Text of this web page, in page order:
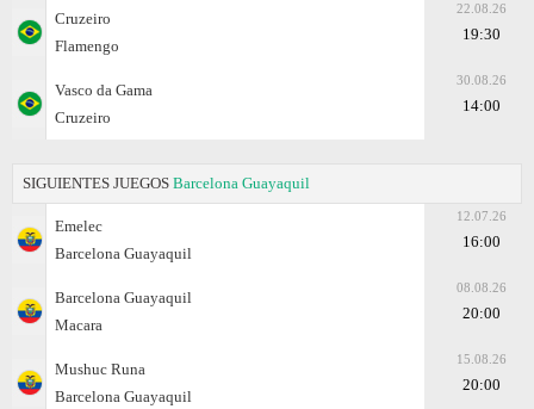
Cruzeiro
Flamengo
22.08.26
19:30
Vasco da Gama
Cruzeiro
30.08.26
14:00
SIGUIENTES JUEGOS Barcelona Guayaquil
Emelec
Barcelona Guayaquil
12.07.26
16:00
Barcelona Guayaquil
Macara
08.08.26
20:00
Mushuc Runa
Barcelona Guayaquil
15.08.26
20:00